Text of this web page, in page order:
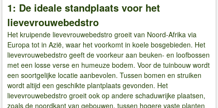
1: De ideale standplaats voor het
lievevrouwebedstro
Het kruipende lievevrouwebedstro groeit van Noord-Afrika via
Europa tot in Azië, waar het voorkomt in koele bosgebieden. Het
lievevrouwebedstro geeft de voorkeur aan beuken- en loofbossen
met een losse verse en humeuze bodem. Voor de tuinbouw wordt
een soortgelijke locatie aanbevolen. Tussen bomen en struiken
wordt altijd een geschikte plantplaats gevonden. Het
lievevrouwebedstro groeit ook op andere schaduwrijke plaatsen,
zoals de noordkant van gebouwen, tussen hogere vaste planten